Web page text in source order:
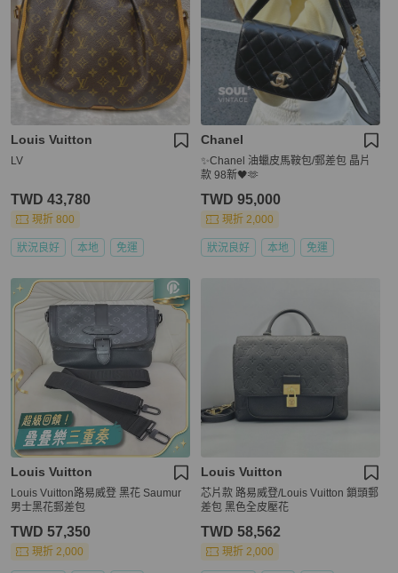
Louis Vuitton
LV
TWD 43,780
現折 800
狀況良好 本地 免運
Chanel
✨Chanel 油蠟皮馬鞍包/郵差包 晶片
款 98新🖤🫶
TWD 95,000
現折 2,000
狀況良好 本地 免運
Louis Vuitton
Louis Vuitton路易威登 黑花 Saumur
男士黑花郵差包
TWD 57,350
現折 2,000
Louis Vuitton
芯片款 路易威登/Louis Vuitton 鎖頭郵
差包 黑色全皮壓花
TWD 58,562
現折 2,000